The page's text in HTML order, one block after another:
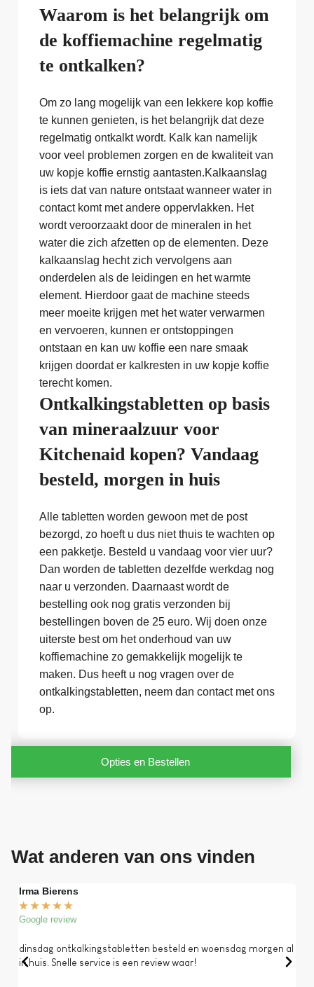
Waarom is het belangrijk om
de koffiemachine regelmatig
te ontkalken?
Om zo lang mogelijk van een lekkere kop koffie
te kunnen genieten, is het belangrijk dat deze
regelmatig ontkalkt wordt. Kalk kan namelijk
voor veel problemen zorgen en de kwaliteit van
uw kopje koffie ernstig aantasten.Kalkaanslag
is iets dat van nature ontstaat wanneer water in
contact komt met andere oppervlakken. Het
wordt veroorzaakt door de mineralen in het
water die zich afzetten op de elementen. Deze
kalkaanslag hecht zich vervolgens aan
onderdelen als de leidingen en het warmte
element. Hierdoor gaat de machine steeds
meer moeite krijgen met het water verwarmen
en vervoeren, kunnen er ontstoppingen
ontstaan en kan uw koffie een nare smaak
krijgen doordat er kalkresten in uw kopje koffie
terecht komen.
Ontkalkingstabletten op basis
van mineraalzuur voor
Kitchenaid kopen? Vandaag
besteld, morgen in huis
Alle tabletten worden gewoon met de post
bezorgd, zo hoeft u dus niet thuis te wachten op
een pakketje. Besteld u vandaag voor vier uur?
Dan worden de tabletten dezelfde werkdag nog
naar u verzonden. Daarnaast wordt de
bestelling ook nog gratis verzonden bij
bestellingen boven de 25 euro. Wij doen onze
uiterste best om het onderhoud van uw
koffiemachine zo gemakkelijk mogelijk te
maken. Dus heeft u nog vragen over de
ontkalkingstabletten, neem dan contact met ons
op.
Opties en Bestellen
Wat anderen van ons vinden
Irma Bierens
★ ★ ★ ★ ★
Google review
dinsdag ontkalkingstabletten besteld en woensdag morgen al
in huis. Snelle service is een review waar!